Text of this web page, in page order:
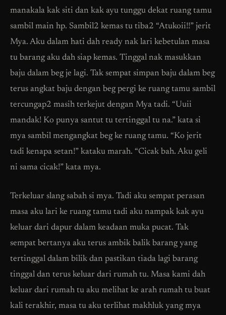
manakala kak siti dan kak ayu tunggu dekat ruang tamu
sambil main hp. Sambil2 kemas tu tiba2 “Atukoii!!” jerit
Mya. Aku dalam hati dah ready nak lari kebetulan masa
tu barang aku dah siap kemas. Tinggal nak masukkan
baju dalam beg je lagi. Tak sempat simpan baju dalam beg
terus angkat baju dengan beg pergi ke ruang tamu sambil
tercungap2 masih terkejut dengan Mya tadi. “Uuii
mandak! Ko punya santut tu tertinggal tu na.” kata si
mya sambil mengangkat beg ke ruang tamu. “Ko jerit
tadi kenapa setan!” kataku marah. “Cicak bah. Aku geli
ni sama cicak!” kata mya.
Terkeluar slang sabah si mya. Tadi aku sempat perasan
masa aku lari ke ruang tamu tadi aku nampak kak ayu
keluar dari dapur dalam keadaan muka pucat. Tak
sempat bertanya aku terus ambik balik barang yang
tertinggal dalam bilik dan pastikan tiada lagi barang
tinggal dan terus keluar dari rumah tu. Masa kami dah
keluar dari rumah tu aku melihat ke arah rumah tu buat
kali terakhir, masa tu aku terlihat makhluk yang mya